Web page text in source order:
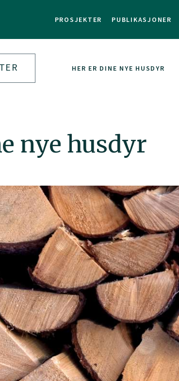
PROSJEKTER PUBLIKASJONER
HER ER DINE NYE HUSDYR
nye husdyr